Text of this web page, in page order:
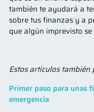
también te ayudará a
sobre tus finanzas y a
que algún imprevisto
Estos artículos también
Primer paso para unas
emergencia